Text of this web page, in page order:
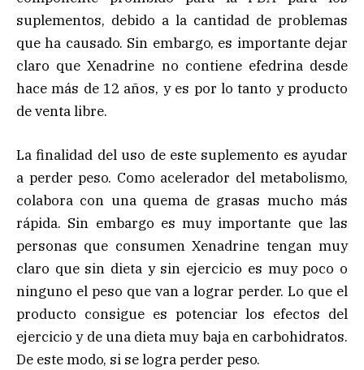
suplementos, debido a la cantidad de problemas
que ha causado. Sin embargo, es importante dejar
claro que Xenadrine no contiene efedrina desde
hace más de 12 años, y es por lo tanto y producto
de venta libre.
La finalidad del uso de este suplemento es ayudar
a perder peso. Como acelerador del metabolismo,
colabora con una quema de grasas mucho más
rápida. Sin embargo es muy importante que las
personas que consumen Xenadrine tengan muy
claro que sin dieta y sin ejercicio es muy poco o
ninguno el peso que van a lograr perder. Lo que el
producto consigue es potenciar los efectos del
ejercicio y de una dieta muy baja en carbohidratos.
De este modo, si se logra perder peso.